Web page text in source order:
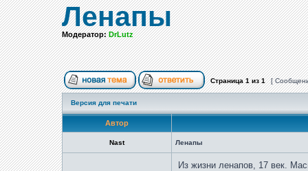
Ленапы
Модератор:DrLutz
Страница1из1 [
Версия для печати
Автор
Nast Ленапы
Из жизни ленапов, 17 век.